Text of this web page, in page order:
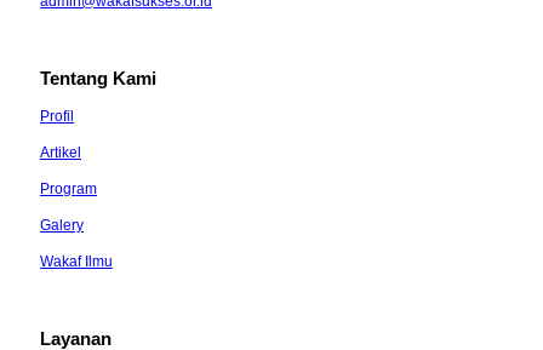
Tentang Kami
Profil
Artikel
Program
Galery
Wakaf Ilmu
Layanan